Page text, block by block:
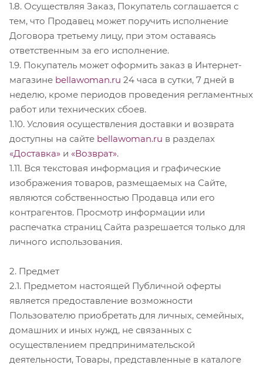
1.8. Осуществляя Заказ, Покупатель соглашается с
тем, что Продавец может поручить исполнение
Договора третьему лицу, при этом оставаясь
ответственным за его исполнение.
1.9. Покупатель может оформить заказ в Интернет-
магазине bellawoman.ru 24 часа в сутки, 7 дней в
неделю, кроме периодов проведения регламентных
работ или технических сбоев.
1.10. Условия осуществления доставки и возврата
доступны на сайте bellawoman.ru в разделах
«Доставка» и «Возврат».
1.11. Вся текстовая информация и графические
изображения товаров, размещаемых на Сайте,
являются собственностью Продавца или его
контрагентов. Просмотр информации или
распечатка страниц Сайта разрешается только для
личного использования.
2. Предмет
2.1. Предметом настоящей Публичной оферты
является предоставление возможности
Пользователю приобретать для личных, семейных,
домашних и иных нужд, не связанных с
осуществлением предпринимательской
деятельности, Товары, представленные в каталоге